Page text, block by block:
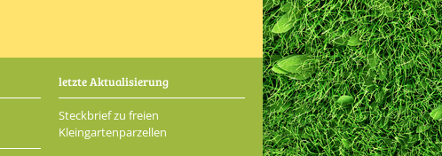
letzte Aktualisierung
Steckbrief zu freien
Kleingartenparzellen